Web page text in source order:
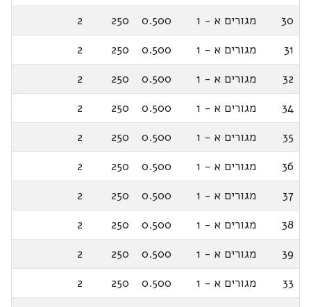
30
מגורים א - 1 0.500
250
2
31
מגורים א - 1 0.500
250
2
32
מגורים א - 1 0.500
250
2
34
מגורים א - 1 0.500
250
2
35
מגורים א - 1 0.500
250
2
36
מגורים א - 1 0.500
250
2
37
מגורים א - 1 0.500
250
2
38
מגורים א - 1 0.500
250
2
39
מגורים א - 1 0.500
250
2
33
מגורים א - 1 0.500
250
2